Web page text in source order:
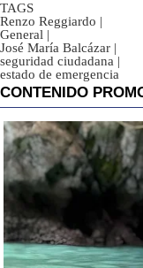
TAGS
Renzo Reggiardo |
General |
José María Balcázar |
seguridad ciudadana |
estado de emergencia